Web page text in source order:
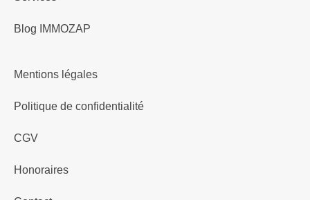
Blog IMMOZAP
Mentions légales
Politique de confidentialité
CGV
Honoraires